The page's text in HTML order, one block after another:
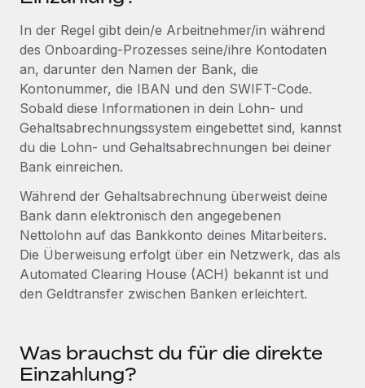
Compliance Watchtower
Lückenlose Compliance
Geräteverwaltung
Globale Bereitstellung und Verfolgung von IT-
Geräten
Gründung von Niederlassungen
Niederlassungen
Mobilität und Relocation
Mühelose Relocation von Mitarbeiter:innen
Benefits
Remote um 120 % vergrößert
Weaviate auf einen Blick Weaviate entwickelt KI-basierte
Open-Source-Infrastrukturen. Das...
Mehr erfahren
Strategische Partnerschaft zwischen
Management und Payroll
Reverse Tech auf einen Blick Das Gesundheits- und
Wellness-Startup Reverse Tech hat das globale...
Mehr erfahren
BLOG
Globale Payroll
EOR und PEO
Contractor Management
Steuern
Den Blog erkunden
BLOG
Neues zu Remote-Produkten: Integration mit
Auch im neuen Jahr wollen wir bei Remote Unternehmen
aller Größen dabei unterstützen, die beste...
In der Regel gibt dein/e Arbeitnehmer/in während
des Onboarding-Prozesses seine/ihre Kontodaten
an, darunter den Namen der Bank, die
Kontonummer, die IBAN und den SWIFT-Code.
Sobald diese Informationen in dein Lohn- und
Gehaltsabrechnungssystem eingebettet sind, kannst
du die Lohn- und Gehaltsabrechnungen bei deiner
Bank einreichen.
Während der Gehaltsabrechnung überweist deine
Bank dann elektronisch den angegebenen
Nettolohn auf das Bankkonto deines Mitarbeiters.
Die Überweisung erfolgt über ein Netzwerk, das als
Automated Clearing House (ACH) bekannt ist und
den Geldtransfer zwischen Banken erleichtert.
Was brauchst du für die direkte
Einzahlung?